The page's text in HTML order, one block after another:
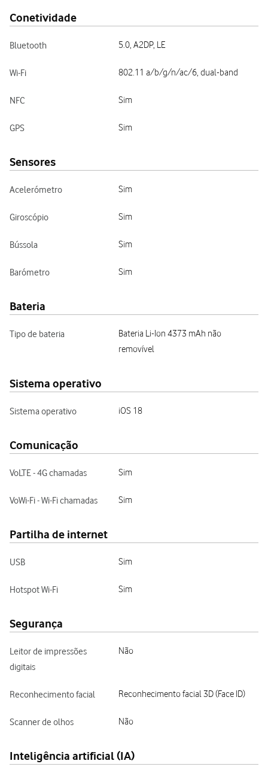
Conetividade
Bluetooth 5.0, A2DP, LE
Wi-Fi 802.11 a/b/g/n/ac/6, dual-band
NFC Sim
GPS Sim
Sensores
Acelerómetro Sim
Giroscópio Sim
Bússola Sim
Barómetro Sim
Bateria
Tipo de bateria
Bateria Li-Ion 4373 mAh não
removível
Sistema operativo
Sistema operativo iOS 18
Comunicação
VoLTE - 4G chamadas Sim
VoWi-Fi - Wi-Fi chamadas Sim
Partilha de internet
USB Sim
Hotspot Wi-Fi Sim
Segurança
Leitor de impressões
digitais
Não
Reconhecimento facial Reconhecimento facial 3D (Face ID)
Scanner de olhos Não
Inteligência artificial (IA)